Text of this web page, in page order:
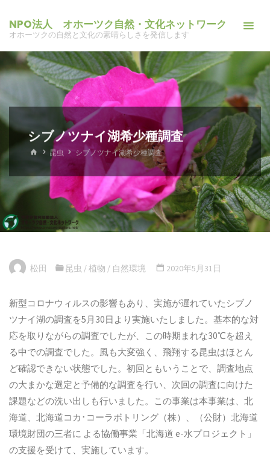
ツ
ス
キ
プ
NPO法人 オホーツク自然・文化ネットワーク
オホーツクの自然と文化の素晴らしさを発信します
シブノツナイ湖希少種調査
ホ 昆虫 シブノツナイ湖希少種調査
松田 昆虫 /植物 / 自然環境 2020年5月31日
新型コロナウィルスの影響もあり、実施が遅れていたシブノ
ツナイ湖の調査を5月30日より実施いたしました。基本的な対
応を取りながらの調査でしたが、この時期まれな30℃を超え
る中での調査でした。風も大変強く、飛翔する昆虫はほとん
ど確認できない状態でした。初回ともいうことで、調査地点
の大まかな選定と予備的な調査を行い、次回の調査に向けた
課題などの洗い出しも行いました。この事業は本事業は、北
海道、北海道コカ･コーラボトリング（株）、（公財）北海道
環境財団の三者に よる協働事業「北海道 e-水プロジェクト」
の支援を受けて、実施しています。